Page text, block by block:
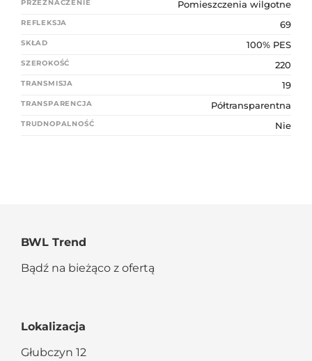
PRZEZNACZENIE Pomieszczenia wilgotne
REFLEKSJA 69
SKŁAD 100% PES
SZEROKOŚĆ 220
TRANSMISJA 19
TRANSPARENCJA Półtransparentna
TRUDNOPALNOŚĆ Nie
BWL Trend
Bądź na bieżąco z ofertą
Lokalizacja
Głubczyn 12